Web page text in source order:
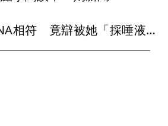
渣男染指少女DNA相符 竟辯被她「採唾液塗抹」陷害！法官怒了